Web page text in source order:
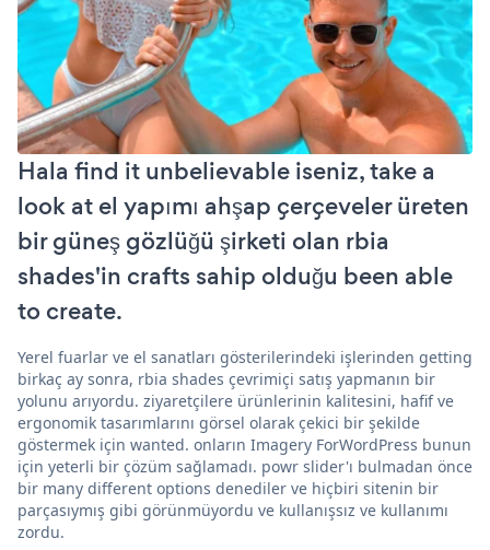
Hala find it unbelievable iseniz, take a
look at el yapımı ahşap çerçeveler üreten
bir güneş gözlüğü şirketi olan rbia
shades'in crafts sahip olduğu been able
to create.
Yerel fuarlar ve el sanatları gösterilerindeki işlerinden getting
birkaç ay sonra, rbia shades çevrimiçi satış yapmanın bir
yolunu arıyordu. ziyaretçilere ürünlerinin kalitesini, hafif ve
ergonomik tasarımlarını görsel olarak çekici bir şekilde
göstermek için wanted. onların Imagery ForWordPress bunun
için yeterli bir çözüm sağlamadı. powr slider'ı bulmadan önce
bir many different options denediler ve hiçbiri sitenin bir
parçasıymış gibi görünmüyordu ve kullanışsız ve kullanımı
zordu.